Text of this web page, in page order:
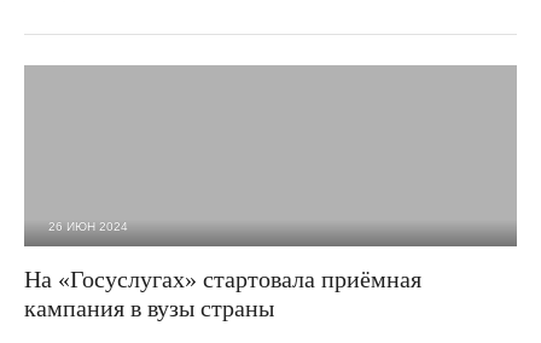
26 ИЮН 2024
На «Госуслугах» стартовала приёмная
кампания в вузы страны